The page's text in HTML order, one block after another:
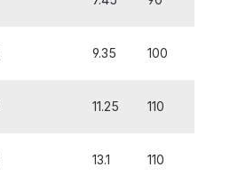
9.35 100
11.25 110
13.1 110